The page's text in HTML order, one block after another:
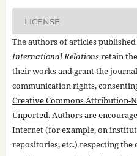
LICENSE
The authors of articles
International Relationsretain
their works and grant the
communication rights,
Creative Commons Attribution-
Unported. Authors are
Internet (for example, on
repositories, etc.) respecting